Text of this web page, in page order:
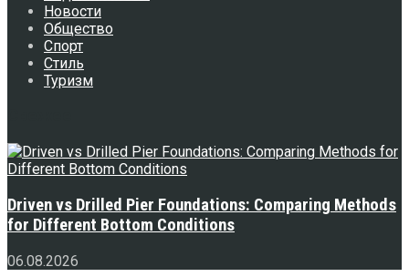
Новости
Общество
Спорт
Стиль
Туризм
Driven vs Drilled Pier Foundations: Comparing Methods
for Different Bottom Conditions
06.08.2026